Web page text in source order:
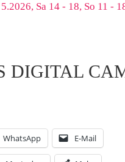
Sa 14 - 18, So 11 -
DIGITAL
WhatsApp E-Mail